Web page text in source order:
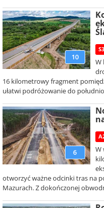
10
S3
W
16 kilometrowy fragment
ułatwi podróżowanie do
6
W
otworzyć ważne odcinki tras na
Mazurach. Z dokończonej